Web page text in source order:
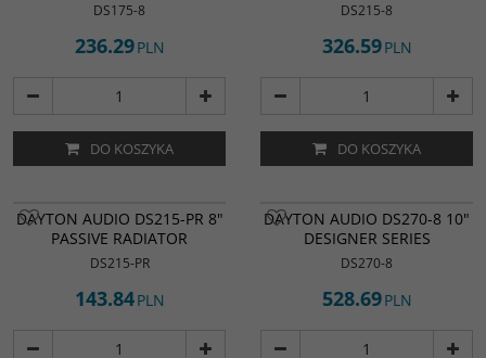
DS175-8
236.29PLN
DO KOSZYKA
DS215-8
326.59PLN
DO KOSZYKA
DAYTON AUDIO DS215-PR 8"
PASSIVE RADIATOR
DS215-PR
143.84PLN
DAYTON AUDIO DS270-8 10"
DESIGNER SERIES
DS270-8
528.69PLN